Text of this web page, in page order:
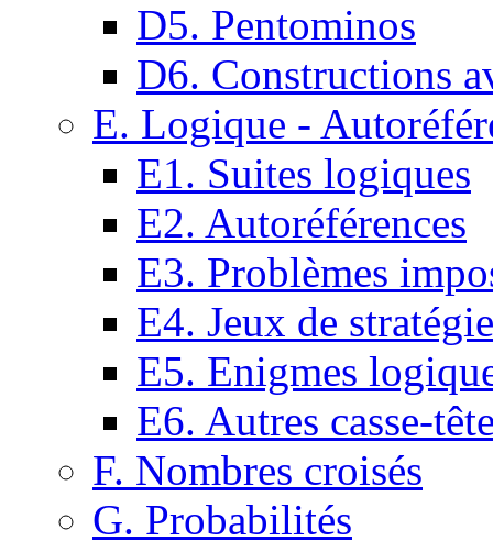
D5. Pentominos
D6. Constructions
E. Logique -
E1. Suites logiques
E2. Autoréférences
E3. Problèmes
E4. Jeux de stratégie
E5. Enigmes
E6. Autres casse-
F. Nombres croisés
G. Probabilités